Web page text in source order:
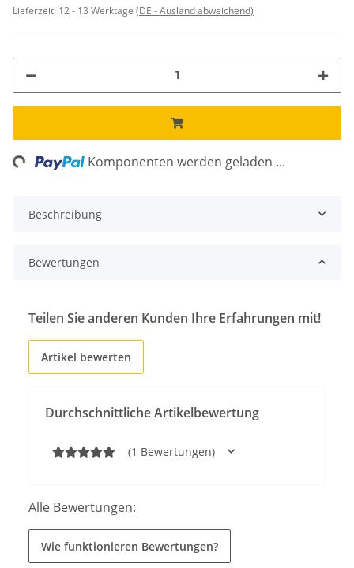
Lieferzeit: 12 - 13 Werktage (DE - Ausland abweichend)
Komponenten werden geladen ...
Beschreibung
Bewertungen
Durchschnittliche Artikelbewertung
(1 Bewertungen)
Teilen Sie anderen Kunden Ihre Erfahrungen mit!
Artikel bewerten
Alle Bewertungen:
Wie funktionieren Bewertungen?